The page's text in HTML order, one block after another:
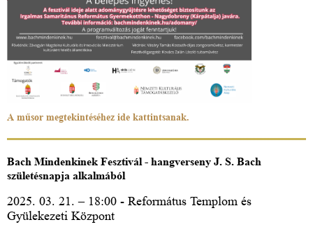
A műsor megtekintéséhez ide kattintsanak.
Bach Mindenkinek Fesztivál - hangverseny J. S. Bach
születésnapja alkalmából
2025. 03. 21. – 18:00 - Református Templom és
Gyülekezeti Központ